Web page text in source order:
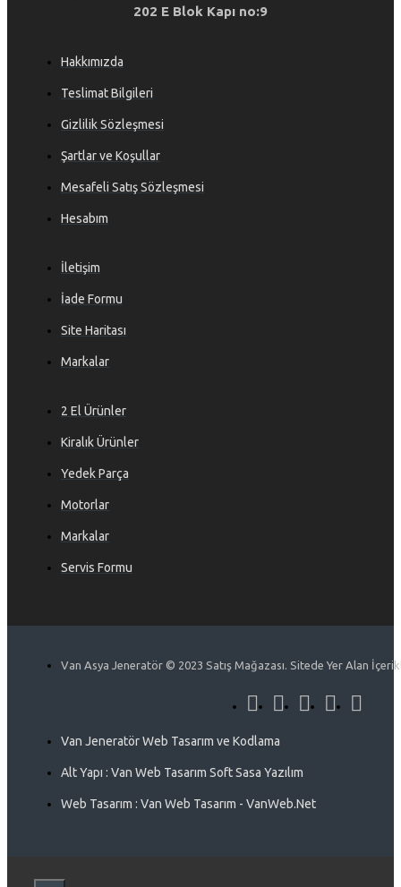
202 E Blok Kapı no:9
Hakkımızda
Teslimat Bilgileri
Gizlilik Sözleşmesi
Şartlar ve Koşullar
Mesafeli Satış Sözleşmesi
Hesabım
İletişim
İade Formu
Site Haritası
Markalar
2 El Ürünler
Kiralık Ürünler
Yedek Parça
Motorlar
Markalar
Servis Formu
Van Asya Jeneratör © 2023 Satış Mağazası. Sitede Yer Alan
Van Jeneratör Web Tasarım ve Kodlama
Alt Yapı : Van Web Tasarım Soft Sasa Yazılım
Web Tasarım : Van Web Tasarım - VanWeb.Net